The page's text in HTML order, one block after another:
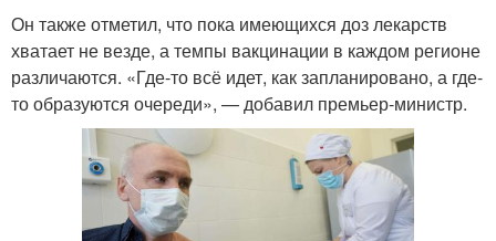
Он также отметил, что пока имеющихся доз лекарств
хватает не везде, а темпы вакцинации в каждом регионе
различаются. «Где-то всё идет, как запланировано, а где-
то образуются очереди», — добавил премьер-министр.